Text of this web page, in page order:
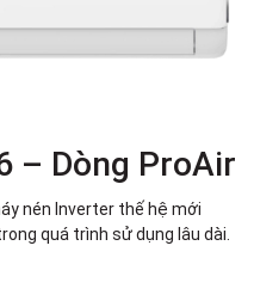
– Dòng ProAir
nén Inverter thế hệ mới
quá trình sử dụng lâu dài.